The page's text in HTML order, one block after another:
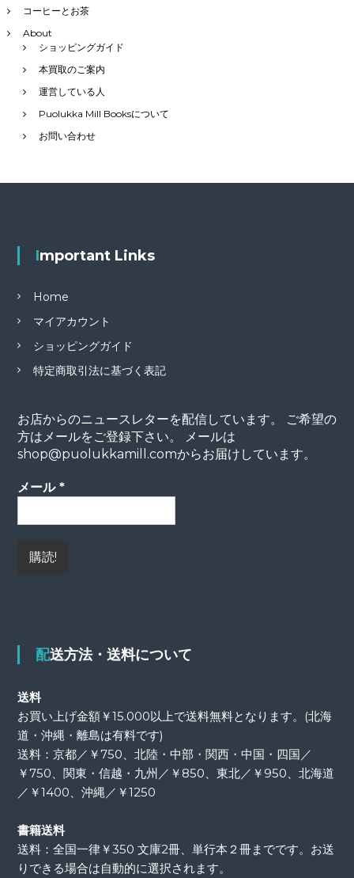
コーヒーとお茶
About
ショッピングガイド
本買取のご案内
運営している人
Puolukka Mill Booksについて
お問い合わせ
Important Links
Home
マイアカウント
ショッピングガイド
特定商取引法に基づく表記
お店からのニュースレターを配信しています。 ご希望の
方はメールをご登録下さい。 メールは
shop@puolukkamill.comからお届けしています。
メール *
配送方法・送料について
送料
お買い上げ金額￥15.000以上で送料無料となります。(北海
道・沖縄・離島は有料です)
送料：京都／￥750、北陸・中部・関西・中国・四国／
￥750、関東・信越・九州／￥850、東北／￥950、北海道
／￥1400、沖縄／￥1250
書籍送料
送料：全国一律￥350 文庫2冊、単行本２冊までです。お送
りできる場合は自動的に選択されます。